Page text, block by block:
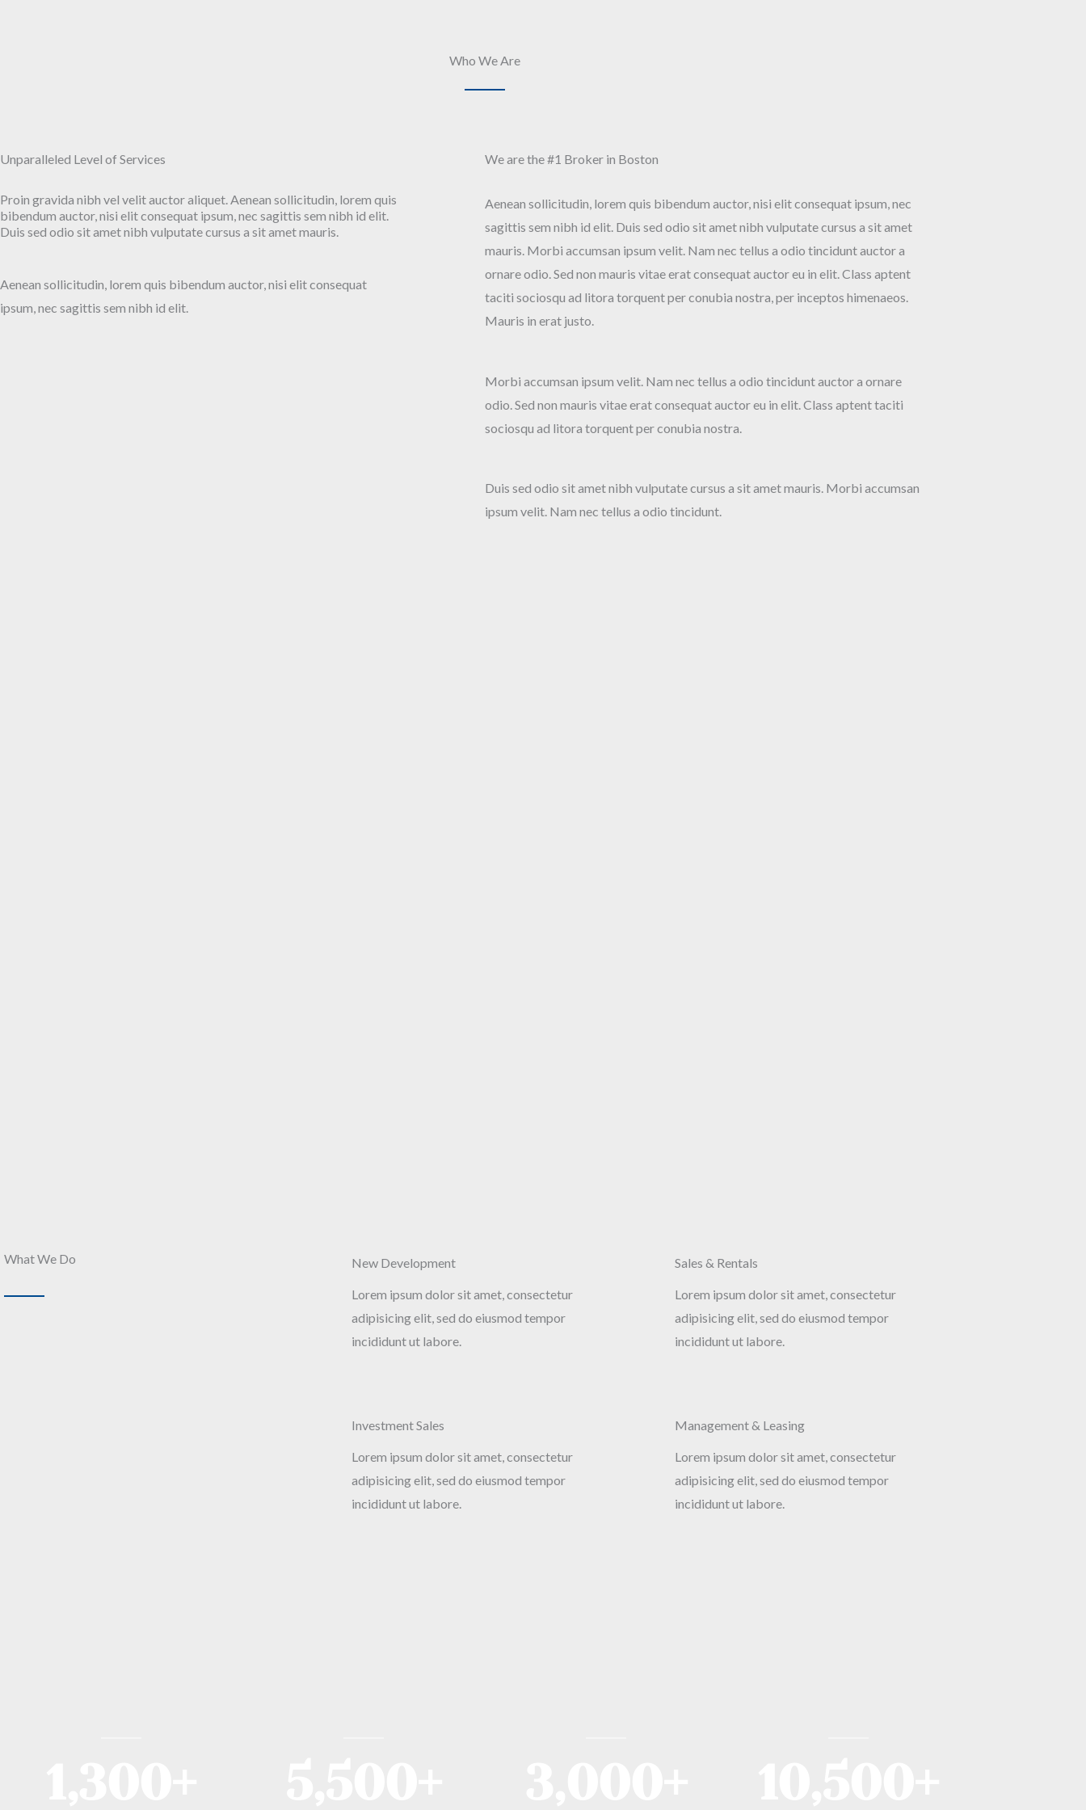
Who We Are
Unparalleled Level of Services
Proin gravida nibh vel velit auctor aliquet. Aenean sollicitudin, lorem quis
bibendum auctor, nisi elit consequat ipsum, nec sagittis sem nibh id elit.
Duis sed odio sit amet nibh vulputate cursus a sit amet mauris.
Aenean sollicitudin, lorem quis bibendum auctor, nisi elit consequat
ipsum, nec sagittis sem nibh id elit.
We are the #1 Broker in Boston
Aenean sollicitudin, lorem quis bibendum auctor, nisi elit consequat ipsum, nec
sagittis sem nibh id elit. Duis sed odio sit amet nibh vulputate cursus a sit amet
mauris. Morbi accumsan ipsum velit. Nam nec tellus a odio tincidunt auctor a
ornare odio. Sed non mauris vitae erat consequat auctor eu in elit. Class aptent
taciti sociosqu ad litora torquent per conubia nostra, per inceptos himenaeos.
Mauris in erat justo.
Morbi accumsan ipsum velit. Nam nec tellus a odio tincidunt auctor a ornare
odio. Sed non mauris vitae erat consequat auctor eu in elit. Class aptent taciti
sociosqu ad litora torquent per conubia nostra.
Duis sed odio sit amet nibh vulputate cursus a sit amet mauris. Morbi accumsan
ipsum velit. Nam nec tellus a odio tincidunt.
What We Do New Development
Lorem ipsum dolor sit amet, consectetur
adipisicing elit, sed do eiusmod tempor
incididunt ut labore.
Investment Sales
Lorem ipsum dolor sit amet, consectetur
adipisicing elit, sed do eiusmod tempor
incididunt ut labore.
Sales & Rentals
Lorem ipsum dolor sit amet, consectetur
adipisicing elit, sed do eiusmod tempor
incididunt ut labore.
Management & Leasing
Lorem ipsum dolor sit amet, consectetur
adipisicing elit, sed do eiusmod tempor
incididunt ut labore.